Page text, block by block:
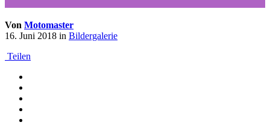
Von Motomaster
16. Juni 2018 in Bildergalerie
Teilen